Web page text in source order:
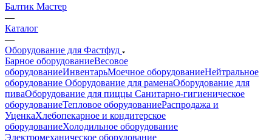
Балтик Мастер
—
Каталог
—
Оборудование для Фастфуд
Барное оборудованиеВесовое
оборудованиеИнвентарьМоечное оборудованиеНейтральное
оборудование Оборудование для раменаОборудование для
пиваОборудование для пиццы Санитарно-гигиеническое
оборудованиеТепловое оборудованиеРаспродажа и
УценкаХлебопекарное и кондитерское
оборудованиеХолодильное оборудование
Электромеханическое оборудование